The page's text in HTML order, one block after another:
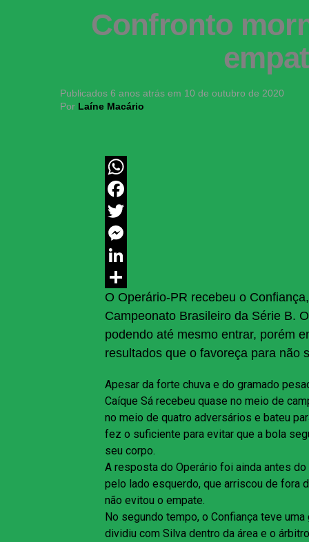
Confronto
Publicados 6 anos atrás em 10 de outubro de 2020
Por Laíne Macário
WhatsApp
Facebook
Twitter
Messenger
LinkedIn
Share
O Operário-PR recebeu o
Campeonato Brasileiro da Série B.
podendo até mesmo entrar, porém
resultados que o favoreça para não
Apesar da forte chuva e do gramado
Caíque Sá recebeu quase no meio de
no meio de quatro adversários e bateu
fez o suficiente para evitar que a bola
seu corpo.
A resposta do Operário foi ainda antes
pelo lado esquerdo, que arriscou de fora
não evitou o empate.
No segundo tempo, o Confiança teve
dividiu com Silva dentro da área e o